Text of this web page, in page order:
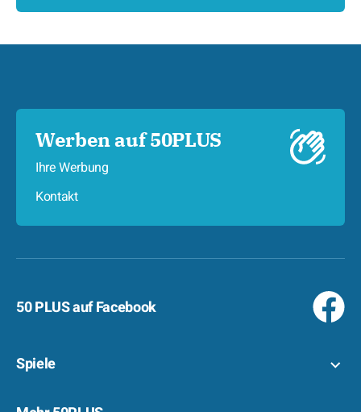
Werben auf 50PLUS
Ihre Werbung
Kontakt
50 PLUS auf Facebook
Spiele